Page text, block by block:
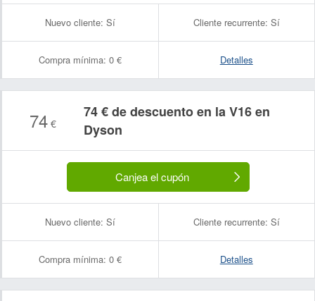
Nuevo cliente: Sí Cliente recurrente: Sí
Compra mínima: 0 € Detalles
74€
74 € de descuento en la V16 en
Dyson
Canjea el cupón
Nuevo cliente: Sí Cliente recurrente: Sí
Compra mínima: 0 € Detalles